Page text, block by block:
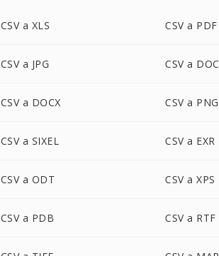
CSV a XLS CSV a PDF
CSV a JPG CSV a DOC
CSV a DOCX CSV a PNG
CSV a SIXEL CSV a EXR
CSV a ODT CSV a XPS
CSV a PDB CSV a RTF